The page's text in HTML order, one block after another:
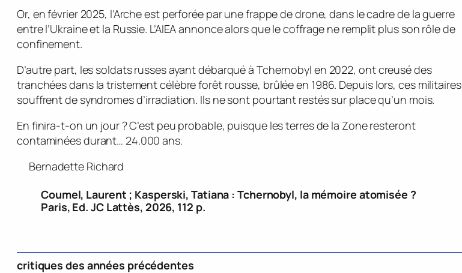
Or, en février 2025, l’Arche est perforée par une frappe de drone, dans le cadre de la guerre
entre l’Ukraine et la Russie. L’AIEA annonce alors que le coffrage ne remplit plus son rôle de
confinement.
D’autre part, les soldats russes ayant débarqué à Tchernobyl en 2022, ont creusé des
tranchées dans la tristement célèbre forêt rousse, brûlée en 1986. Depuis lors, ces militaires
souffrent de syndromes d’irradiation. Ils ne sont pourtant restés sur place qu’un mois.
En finira-t-on un jour ? C’est peu probable, puisque les terres de la Zone resteront
contaminées durant… 24.000 ans.
Bernadette Richard
Coumel, Laurent ; Kasperski, Tatiana : Tchernobyl, la mémoire atomisée ?
Paris, Ed. JC Lattès, 2026, 112 p.
critiques des années précédentes